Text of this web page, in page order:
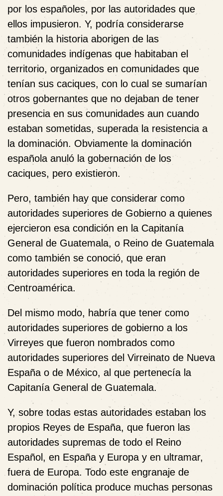
por los españoles, por las autoridades que
ellos impusieron. Y, podría considerarse
también la historia aborigen de las
comunidades indígenas que habitaban el
territorio, organizados en comunidades que
tenían sus caciques, con lo cual se sumarían
otros gobernantes que no dejaban de tener
presencia en sus comunidades aun cuando
estaban sometidas, superada la resistencia a
la dominación. Obviamente la dominación
española anuló la gobernación de los
caciques, pero existieron.
Pero, también hay que considerar como
autoridades superiores de Gobierno a quienes
ejercieron esa condición en la Capitanía
General de Guatemala, o Reino de Guatemala
como también se conoció, que eran
autoridades superiores en toda la región de
Centroamérica.
Del mismo modo, habría que tener como
autoridades superiores de gobierno a los
Virreyes que fueron nombrados como
autoridades superiores del Virreinato de Nueva
España o de México, al que pertenecía la
Capitanía General de Guatemala.
Y, sobre todas estas autoridades estaban los
propios Reyes de España, que fueron las
autoridades supremas de todo el Reino
Español, en España y Europa y en ultramar,
fuera de Europa. Todo este engranaje de
dominación política produce muchas personas